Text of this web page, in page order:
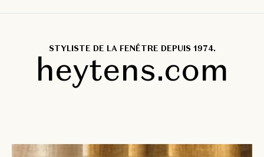
STYLISTE DE LA FENÊTRE DEPUIS 1974.
heytens.com